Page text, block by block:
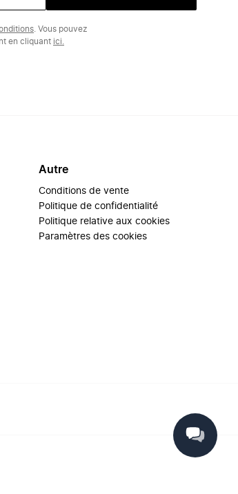
. Vous pouvez
en cliquant ici.
Autre
Conditions de vente
Politique de confidentialité
Politique relative aux cookies
Paramètres des cookies